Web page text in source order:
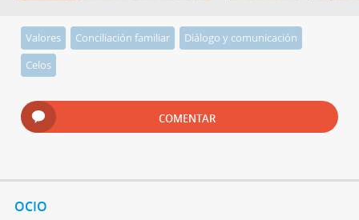
Valores Conciliación familiar
Diálogo y comunicación
Celos
COMENTAR
OCIO